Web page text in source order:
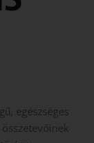
egészséges